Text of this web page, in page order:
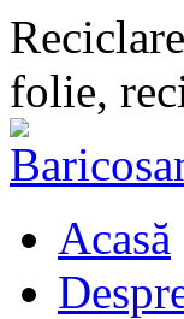
folie,
Acasă